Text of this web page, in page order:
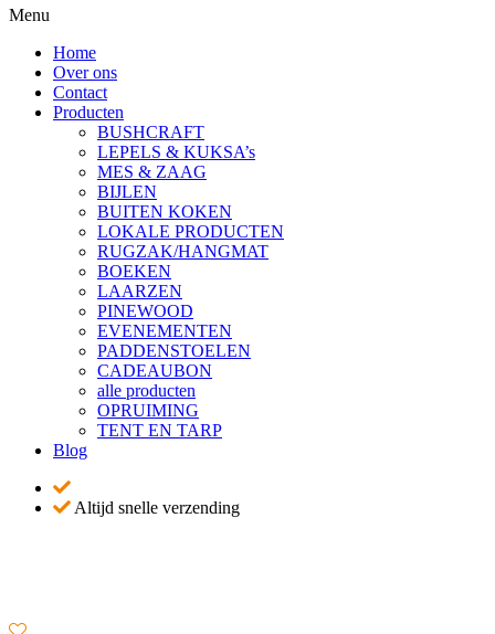
Menu
Home
Over ons
Contact
Producten
BUSHCRAFT
LEPELS & KUKSA’s
MES & ZAAG
BIJLEN
BUITEN KOKEN
LOKALE PRODUCTEN
RUGZAK/HANGMAT
BOEKEN
LAARZEN
PINEWOOD
EVENEMENTEN
PADDENSTOELEN
CADEAUBON
alle producten
OPRUIMING
TENT EN TARP
Blog
Altijd snelle verzending